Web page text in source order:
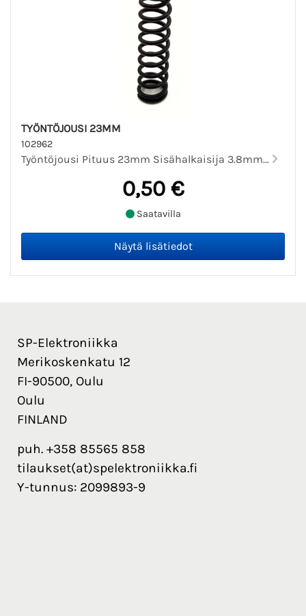
TYÖNTÖJOUSI 23MM
102962
Työntöjousi Pituus 23mm Sisähalkaisija 3.8mm...
0,50 €
Saatavilla
SP-Elektroniikka
Merikoskenkatu 12
FI-90500, Oulu
Oulu
FINLAND
puh. +358 85565 858
tilaukset(at)spelektroniikka.fi
Y-tunnus: 2099893-9